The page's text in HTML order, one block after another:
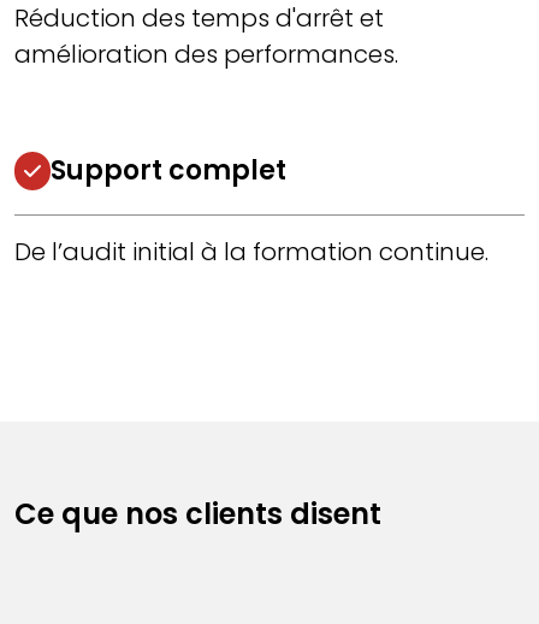
Réduction des temps d'arrêt et
amélioration des performances.
Support complet
De l’audit initial à la formation continue.
Ce que nos clients disent